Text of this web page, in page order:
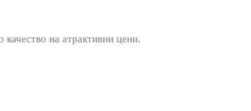
на атрактивни цени.